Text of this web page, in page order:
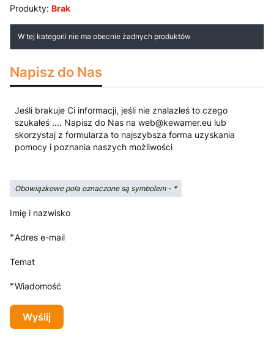
Produkty: Brak
Lista produktów
W tej kategorii nie ma obecnie żadnych produktów
Napisz do Nas
Jeśli brakuje Ci informacji, jeśli nie znalazłeś to czego
szukałeś .... Napisz do Nas na web@kewamer.eu lub
skorzystaj z formularza to najszybsza forma uzyskania
pomocy i poznania naszych możliwości
Obowiązkowe pola oznaczone są symbolem - *
Imię i nazwisko
*Adres e-mail
Temat
*Wiadomość
Wyślij